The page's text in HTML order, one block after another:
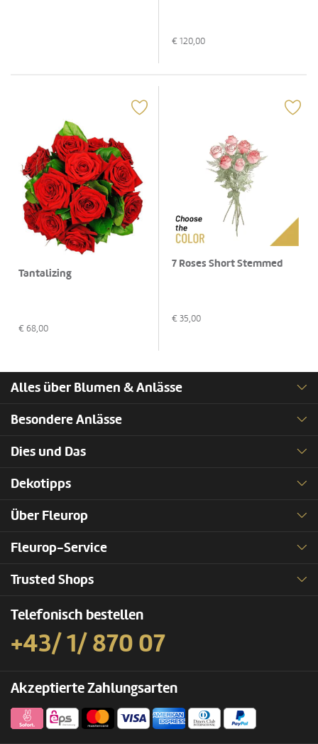
€ 120,00
Tantalizing
€ 68,00
7 Roses Short Stemmed
€ 35,00
Alles über Blumen & Anlässe
Besondere Anlässe
Dies und Das
Dekotipps
Über Fleurop
Fleurop-Service
Trusted Shops
Telefonisch bestellen
+43/ 1/ 870 07
Akzeptierte Zahlungsarten